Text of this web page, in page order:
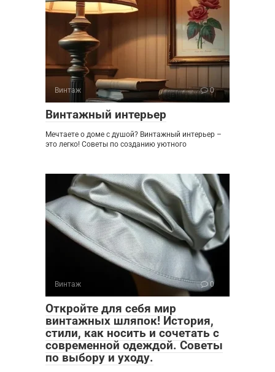
Винтаж 0
Винтажный интерьер
Мечтаете о доме с душой? Винтажный интерьер –
это легко! Советы по созданию уютного
Винтаж 0
Откройте для себя мир
винтажных шляпок! История,
стили, как носить и сочетать с
современной одеждой. Советы
по выбору и уходу.